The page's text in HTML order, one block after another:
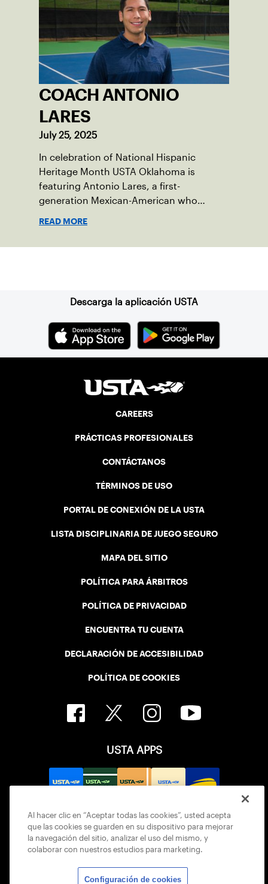
COACH ANTONIO
LARES
July 25, 2025
In celebration of National Hispanic
Heritage Month USTA Oklahoma is
featuring Antonio Lares, a first-
generation Mexican-American who
READ MORE
Descarga la aplicación USTA
CAREERS
PRÁCTICAS PROFESIONALES
CONTÁCTANOS
TÉRMINOS DE USO
PORTAL DE CONEXIÓN DE LA USTA
LISTA DISCIPLINARIA DE JUEGO SEGURO
MAPA DEL SITIO
POLÍTICA PARA ÁRBITROS
POLÍTICA DE PRIVACIDAD
ENCUENTRA TU CUENTA
DECLARACIÓN DE ACCESIBILIDAD
POLÍTICA DE COOKIES
USTA APPS
Al hacer clic en “Aceptar todas las cookies”, usted acepta
que las cookies se guarden en su dispositivo para mejorar
la navegación del sitio, analizar el uso del mismo, y
colaborar con nuestros estudios para marketing.
Configuración de cookies